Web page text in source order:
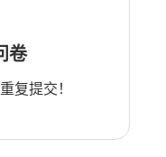
卷
复提交！